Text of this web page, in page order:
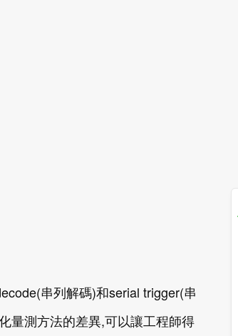
串列解碼)和serial trigger(串
量測方法的差異,可以讓工程師得